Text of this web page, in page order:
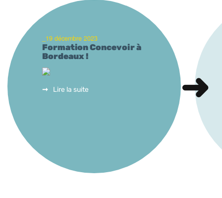
_19 décembre 2023
Formation Concevoir à
Bordeaux !
Lire la suite